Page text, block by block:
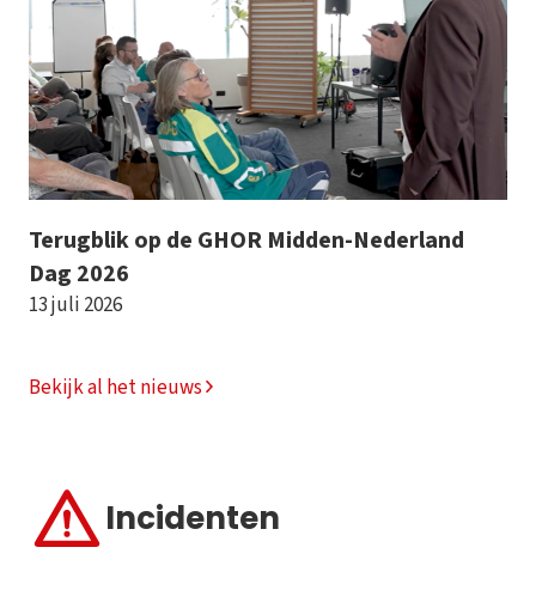
Terugblik op de GHOR Midden-Nederland
Dag 2026
13 juli 2026
Bekijk al het nieuws
Incidenten